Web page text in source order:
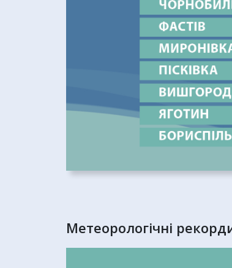
Метеорологічні